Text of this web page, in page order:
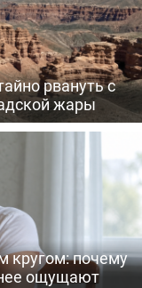
рвануть с
жары
кругом: почему
ощущают